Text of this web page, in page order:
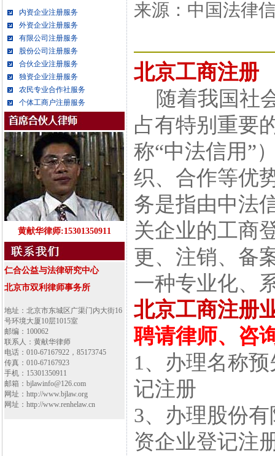
内资企业注册服务
外资企业注册服务
有限公司注册服务
股份公司注册服务
合伙企业注册服务
独资企业注册服务
农民专业合作社服务
个体工商户注册服务
黄献华律师:15301350911
仁合公益与法律研究中心
北京市双利律师事务所
地址：北京市东城区广渠门内大街16
号环境大厦10层1015室
邮编：100062
联系人：黄献华律师
电话：010-67167922，85173745
传真：010-67167923
手机：15301350911
邮箱：bjlawinfo@126.com
网址：http://www.bjlaw.org
网址：http://www.renhelaw.cn
来源：中国法律
北京工商注册
随着我国社
占有特别重要
称“中法信用”
织、合作等优
务是指由中法
关企业的工商
更、注销、备
一种专业化、
北京工商注册
聘请律师、咨
1、办理名称
记注册
3、办理股份
资企业登记注